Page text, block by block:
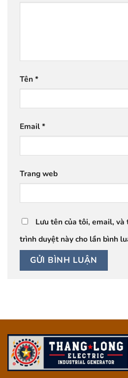
Tên*
Email*
Trang web
Lưu tên của tôi, email,
trình duyệt này cho lần bình